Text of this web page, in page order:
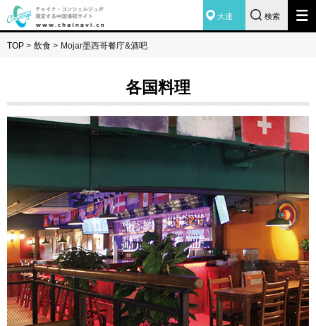
大連 検索
TOP > 飲食 > Mojar墨西哥餐庁&酒吧
各国料理